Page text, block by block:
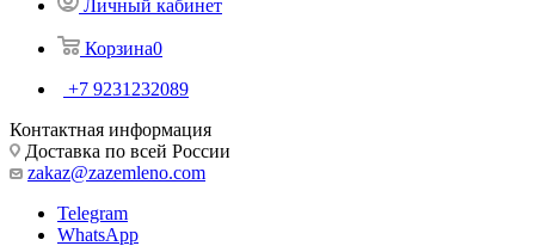
Личный кабинет
Корзина0
+7 9231232089
Контактная информация
Доставка по всей России
zakaz@zazemleno.com
Telegram
WhatsApp